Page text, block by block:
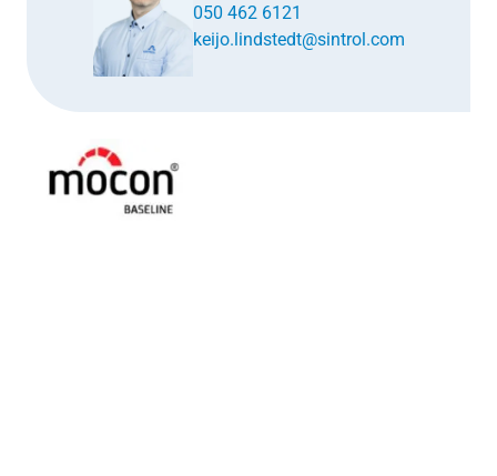
050 462 6121
keijo.lindstedt@sintrol.com